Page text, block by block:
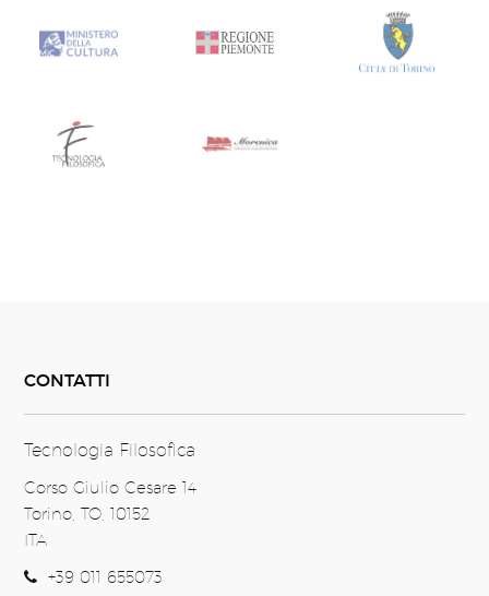
CONTATTI
Tecnologia Filosofica
Corso Giulio Cesare 14
Torino, TO, 10152
ITA
+39 011 655073